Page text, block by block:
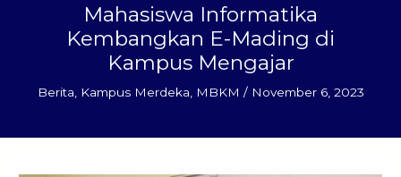
Mahasiswa Informatika
Kembangkan E-Mading di
Kampus Mengajar
Berita Kampus Merdeka MBKM / November 6, 2023